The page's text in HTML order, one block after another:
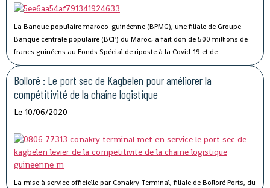
La Banque populaire maroco-guinéenne (BPMG), une filiale de Groupe
Banque centrale populaire (BCP) du Maroc, a fait don de 500 millions de
francs guinéens au Fonds Spécial de riposte à la Covid-19 et de
stabilisation économique de la Guinée.
Bolloré : Le port sec de Kagbelen pour améliorer la
compétitivité de la chaîne logistique
Le 10/06/2020
La mise à service officielle par Conakry Terminal, filiale de Bolloré Ports, du